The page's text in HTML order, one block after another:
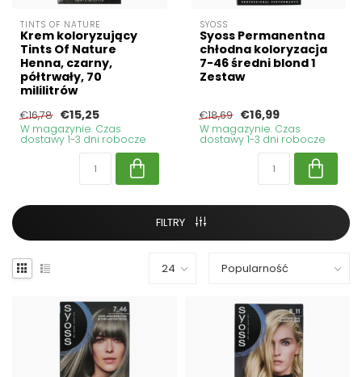
TINTS OF NATURE
Krem koloryzujący
Tints Of Nature
Henna, czarny,
półtrwały, 70
mililitrów
€16,78 €15,25
W magazynie. Czas
dostawy 1-3 dni robocze
SYOSS
Syoss Permanentna
chłodna koloryzacja
7-46 średni blond 1
Zestaw
€18,69 €16,99
W magazynie. Czas
dostawy 1-3 dni robocze
FILTRY